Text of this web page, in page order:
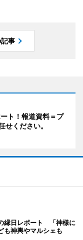
事
ト！報道資料＝プ
せください。
縁日レポート 「神様に
も神輿やマルシェも